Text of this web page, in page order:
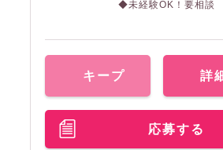
◆未経験OK！要相談
キープ 詳
応募する